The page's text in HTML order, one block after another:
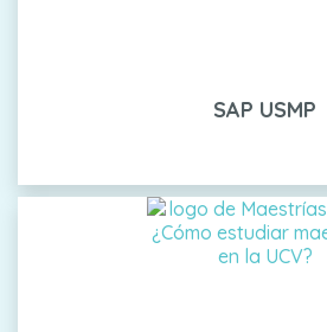
SAP USMP